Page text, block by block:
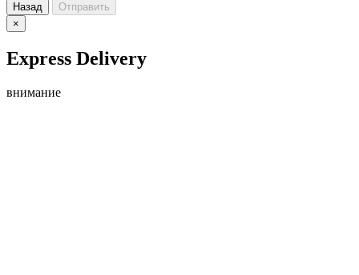
Назад
Отправить
×
Express Delivery
внимание